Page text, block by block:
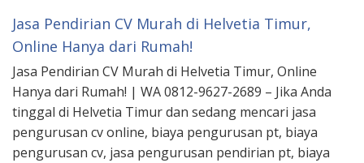
Jasa Pendirian CV Murah di Helvetia Timur,
Online Hanya dari Rumah!
Jasa Pendirian CV Murah di Helvetia Timur, Online
Hanya dari Rumah! | WA 0812-9627-2689 – Jika Anda
tinggal di Helvetia Timur dan sedang mencari jasa
pengurusan cv online, biaya pengurusan pt, biaya
pengurusan cv, jasa pengurusan pendirian pt, biaya